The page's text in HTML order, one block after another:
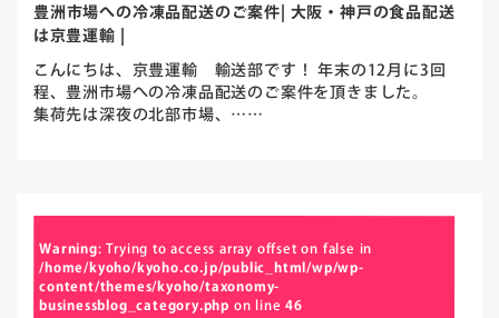
豊洲市場への冷凍品配送のご案件| 大阪・神戸の食品配送
は京豊運輸 |
こんにちは、京豊運輸 輸送部です！ 年末の12月に3回
程、豊洲市場への冷凍品配送のご案件を頂きました。
集荷先は深夜の北部市場、……
Warning: Trying to access array offset on false in
/home/kyoho/kyoho.co.jp/public_html/wp/wp-
content/themes/kyoho/taxonomy-
businessblog_category.php on line46